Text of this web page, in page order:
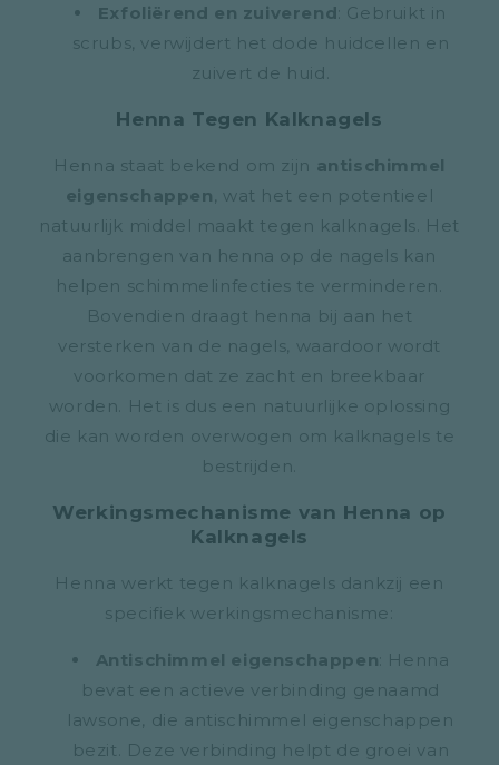
Exfoliërend en zuiverend : Gebruikt in
scrubs, verwijdert het dode huidcellen en
zuivert de huid.
Henna Tegen Kalknagels
Henna staat bekend om zijn antischimmel
eigenschappen , wat het een potentieel
natuurlijk middel maakt tegen kalknagels. Het
aanbrengen van henna op de nagels kan
helpen schimmelinfecties te verminderen.
Bovendien draagt henna bij aan het
versterken van de nagels, waardoor wordt
voorkomen dat ze zacht en breekbaar
worden. Het is dus een natuurlijke oplossing
die kan worden overwogen om kalknagels te
bestrijden.
Werkingsmechanisme van Henna op
Kalknagels
Henna werkt tegen kalknagels dankzij een
specifiek werkingsmechanisme:
Antischimmel eigenschappen : Henna
bevat een actieve verbinding genaamd
lawsone, die antischimmel eigenschappen
bezit. Deze verbinding helpt de groei van